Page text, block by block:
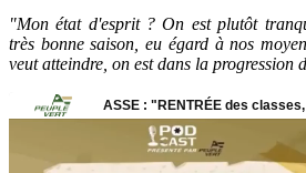
"Mon état d'esprit ? On est plutôt
très bonne saison, eu égard à nos
veut atteindre, on est dans la progression